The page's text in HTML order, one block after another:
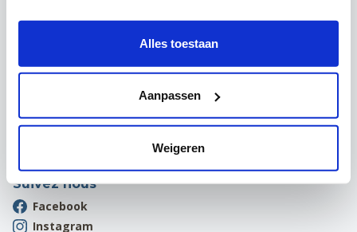
Alles toestaan
Aanpassen
Weigeren
Onthaal:016 31 01 00
Campus Wezembeek-Oppem
Hardstraat 12
016 31 01 00
Suivez nous
Facebook
Instagram